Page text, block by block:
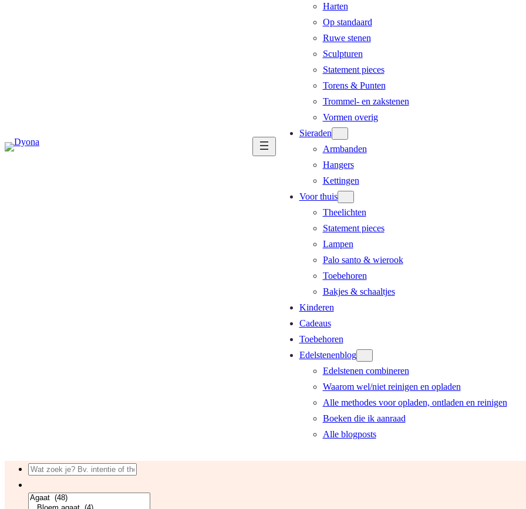
Harten
Op standaard
Ruwe stenen
Sculpturen
Statement pieces
Torens & Punten
Trommel- en zakstenen
Vormen overig
Sieraden
Armbanden
Hangers
Kettingen
Voor thuis
Theelichten
Statement pieces
Lampen
Palo santo & wierook
Toebehoren
Bakjes & schaaltjes
Kinderen
Cadeaus
Toebehoren
Edelstenenblog
Edelstenen combineren
Waarom wel/niet reinigen en opladen
Alle methodes voor opladen, ontladen en reinigen
Boeken die ik aanraad
Alle blogposts